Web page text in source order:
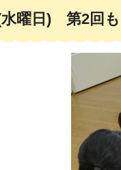
水曜日) 第2回